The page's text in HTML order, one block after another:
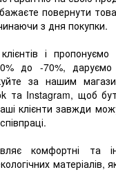
повернути
з дня покупки.
і пропонуємо
до -70%, даруємо
за нашим
та Instagram, щоб
клієнти завжди
комфортні та
матеріалів,